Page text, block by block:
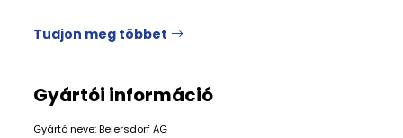
Tudjon meg többet
Gyártói információ
Gyártó neve: Beiersdorf AG